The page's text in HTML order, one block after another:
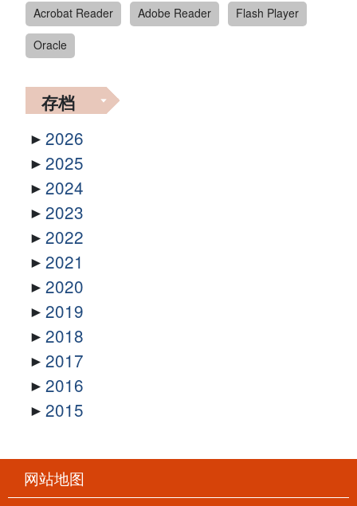
Acrobat Reader
Adobe Reader
Flash Player
Oracle
存档
2026
2025
2024
2023
2022
2021
2020
2019
2018
2017
2016
2015
网站地图